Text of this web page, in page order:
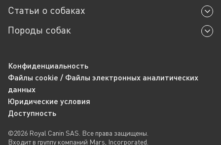
Статьи о собаках
Породы собак
Конфиденциальность
Файлы cookie / Файлы электронных аналитических
данных
Юридические условия
Доступность
©2026 Royal Canin SAS. Все права защищены.
Входит в группу компаний Mars, Incorporated.